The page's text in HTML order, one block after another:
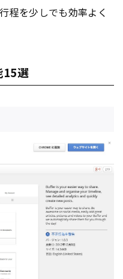
程を少しでも効率よく
15選